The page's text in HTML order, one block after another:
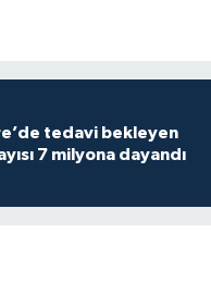
tedavi bekleyen
7 milyona dayandı